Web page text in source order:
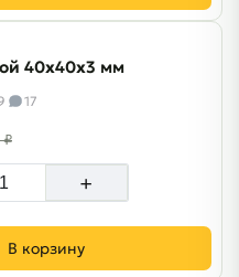
40х40х3 мм
17
₽
+
В корзину